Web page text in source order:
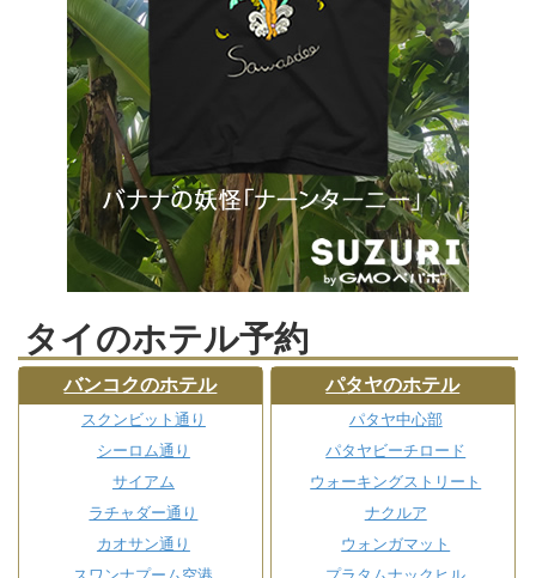
タイのホテル予約
バンコクのホテル
スクンビット通り
シーロム通り
サイアム
ラチャダー通り
カオサン通り
パタヤのホテル
パタヤ中心部
パタヤビーチロード
ウォーキングストリート
ナクルア
ウォンガマット